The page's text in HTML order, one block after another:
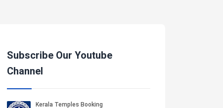
Subscribe Our Youtube
Channel